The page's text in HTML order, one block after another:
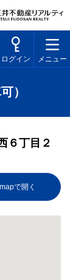
ログイン メニュー
）
６丁目２
で開く